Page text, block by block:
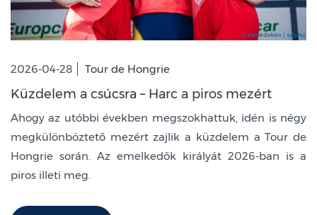
2026-04-28 Tour de Hongrie
Küzdelem a csúcsra – Harc a piros mezért
Ahogy az utóbbi években megszokhattuk, idén is négy
megkülönböztető mezért zajlik a küzdelem a Tour de
Hongrie során. Az emelkedők királyát 2026-ban is a
piros illeti meg.